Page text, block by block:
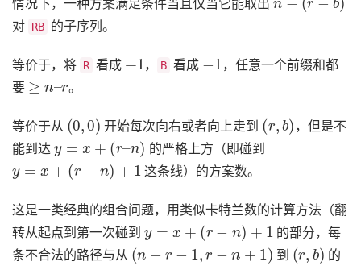
情况下，一种方案满足条件当且仅当它能取出
对 RB 的子序列。
等价于，将 R 看成
1
， B 看成
1
，任意一个前缀和都
要
≥
。
等价于从
(0 0)
开始每次向右或者向上走到
( b)
，但是不
能到达
x r n
的严格上方（即碰到
n
这条线）的方案数。
这是一类经典的组合问题，用类似卡特兰数的计算方法（翻
转从起点到第一次碰到
n
的部分，每
条不合法的路径与从
( −n +
到
( b)
的